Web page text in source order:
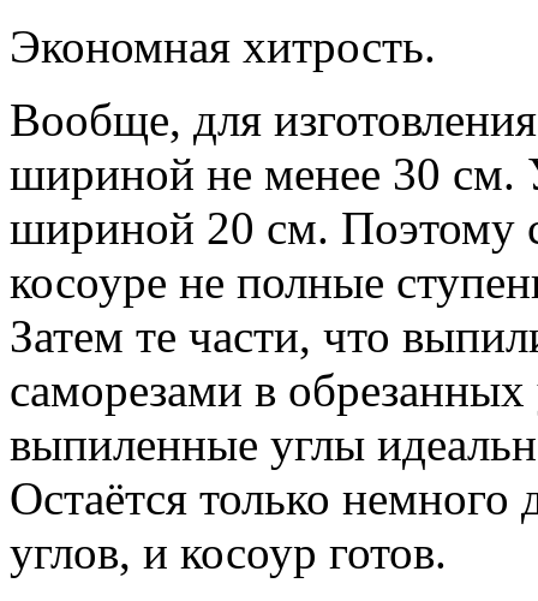
Экономная хитрость.
Вообще, для
шириной не менее 30 см.
шириной 20 см. Поэтому
косоуре не полные
Затем те части, что
саморезами в обрезанных
выпиленные углы
Остаётся только
углов, и косоур готов.